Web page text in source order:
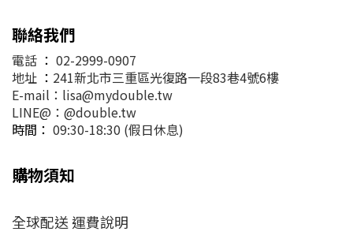
聯絡我們
電話 ： 02-2999-0907
地址 ： 241新北市三重區光復路一段83巷4號6樓
E-mail：lisa@mydouble.tw
LINE@：@double.tw
時間： 09:30-18:30 (假日休息)
購物須知
全球配送 運費說明